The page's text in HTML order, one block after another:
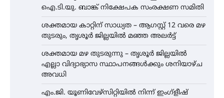
ഐ.ടി.യു. ബാങ്ക് നിക്ഷേപക സംരക്ഷണ സമിതി
ശക്തമായ കാറ്റിന് സാധ്യത – ആഗസ്റ്റ് 12 വരെ മഴ
തുടരും, തൃശൂർ ജില്ലയിൽ മഞ്ഞ അലർട്ട്
ശക്തമായ മഴ തുടരുന്നു – തൃശൂർ ജില്ലയിൽ
എല്ലാ വിദ്യാഭ്യാസ സ്ഥാപനങ്ങൾക്കും ശനിയാഴ്ച
അവധി
എം.ജി. യൂണിവേഴ്‌സിറ്റിയിൽ നിന്ന് ഇംഗ്ളീഷ്